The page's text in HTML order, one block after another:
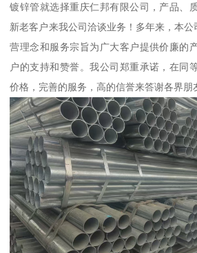
镀锌管就选择重庆仁邦有限公司，产品、
新老客户来我公司洽谈业务！多年来，本公
营理念和服务宗旨为广大客户提供价廉的
户的支持和赞誉。我公司郑重承诺，在同
价格，完善的服务，高的信誉来答谢各界朋